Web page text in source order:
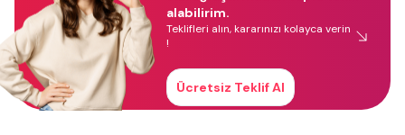
alabilirim.
Teklifleri alın, kararınızı kolayca verin
!
Ücretsiz Teklif Al